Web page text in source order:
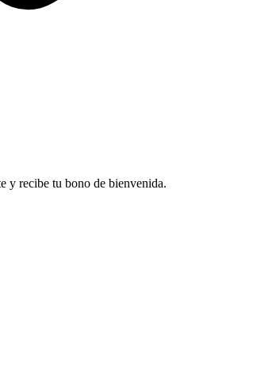
y recibe tu bono de bienvenida.